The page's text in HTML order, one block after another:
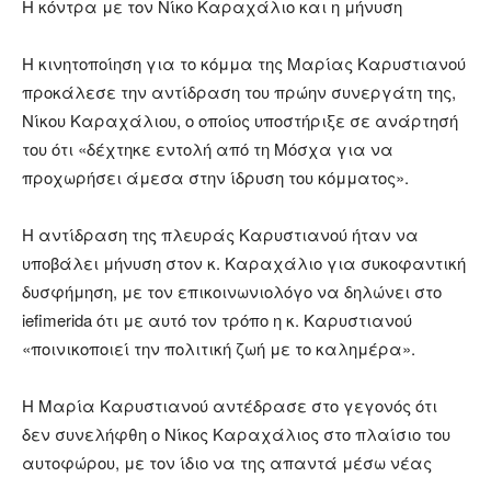
Η κόντρα με τον Νίκο Καραχάλιο και η μήνυση
Η κινητοποίηση για το κόμμα της Μαρίας Καρυστιανού
προκάλεσε την αντίδραση του πρώην συνεργάτη της,
Νίκου Καραχάλιου, ο οποίος υποστήριξε σε ανάρτησή
του ότι «δέχτηκε εντολή από τη Μόσχα για να
προχωρήσει άμεσα στην ίδρυση του κόμματος».
Η αντίδραση της πλευράς Καρυστιανού ήταν να
υποβάλει μήνυση στον κ. Καραχάλιο για συκοφαντική
δυσφήμηση, με τον επικοινωνιολόγο να δηλώνει στο
iefimerida ότι με αυτό τον τρόπο η κ. Καρυστιανού
«ποινικοποιεί την πολιτική ζωή με το καλημέρα».
Η Μαρία Καρυστιανού αντέδρασε στο γεγονός ότι
δεν συνελήφθη ο Νίκος Καραχάλιος στο πλαίσιο του
αυτοφώρου, με τον ίδιο να της απαντά μέσω νέας